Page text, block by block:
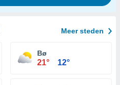
Meer steden
Bø
21° 12°